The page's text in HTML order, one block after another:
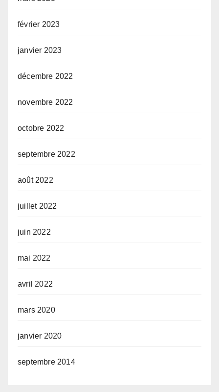
février 2023
janvier 2023
décembre 2022
novembre 2022
octobre 2022
septembre 2022
août 2022
juillet 2022
juin 2022
mai 2022
avril 2022
mars 2020
janvier 2020
septembre 2014